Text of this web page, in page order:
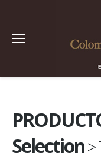
Selection>